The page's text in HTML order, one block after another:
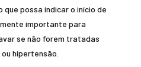
possa indicar o início de
importante para
se não forem tratadas
hipertensão.